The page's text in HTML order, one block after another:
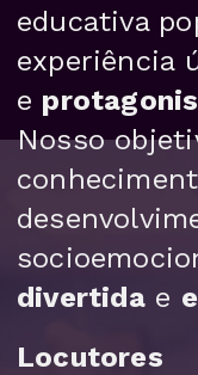
educativa
experiência
e
Nosso
divertidae
Locutores